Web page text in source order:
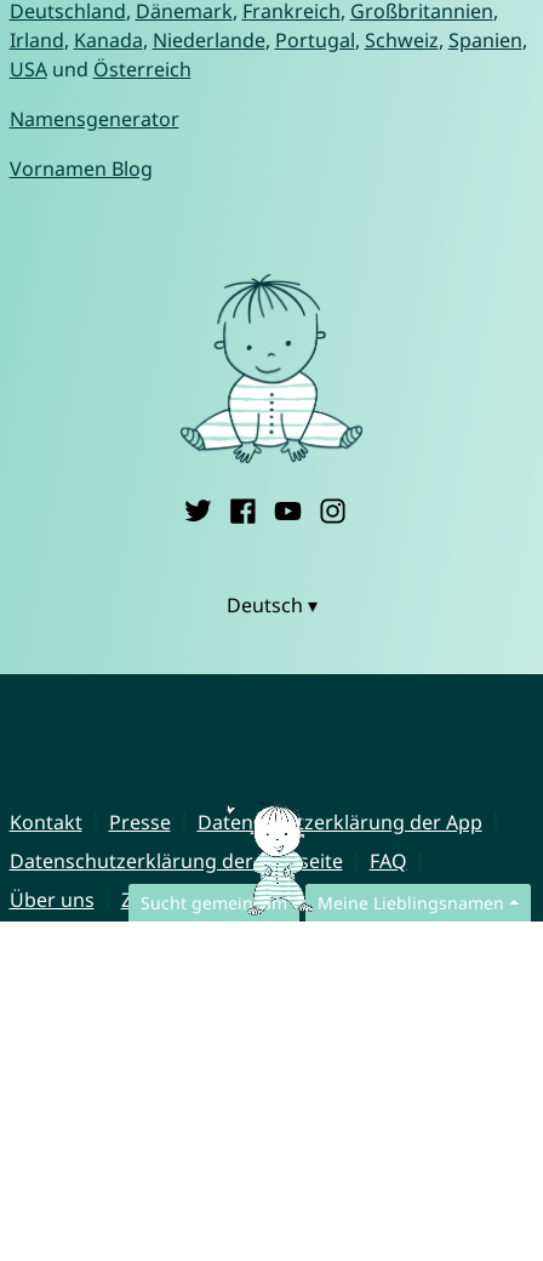
Sucht gemeinsam Meine Lieblingsnamen
Deutschland, Dänemark, Frankreich, Großbritannien,
Irland, Kanada, Niederlande, Portugal, Schweiz, Spanien,
USAund Österreich
Namensgenerator
Vornamen Blog
Deutsch ▾
Kontakt Presse
Datenschutzerklärung der App
Datenschutzerklärung der Webseite
FAQ
Über uns
Zusammenarbeit Impressum